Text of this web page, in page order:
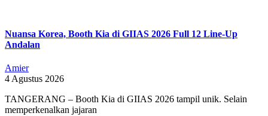
Nuansa Korea, Booth Kia di GIIAS 2026 Full 12 Line-Up
Andalan
Amier
4 Agustus 2026
TANGERANG – Booth Kia di GIIAS 2026 tampil unik. Selain
memperkenalkan jajaran